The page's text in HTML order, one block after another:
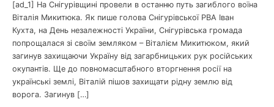
[ad_1] На Снігурівщині провели в останню путь загиблого воїна
Віталія Микитюка. Як пише голова Снігурівської РВА Іван
Кухта, на День незалежності України, Снігурівська громада
попрощалася зі своїм земляком – Віталієм Микитюком, який
загинув захищаючи Україну від загарбницьких рук російських
окупантів. Ще до повномасштабного вторгнення росії на
українські землі, Віталій пішов захищати рідну землю від
ворога. Загинув […]